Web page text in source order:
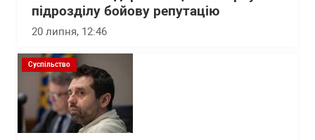
підрозділу бойову репутацію
20 липня, 12:46
Суспільство